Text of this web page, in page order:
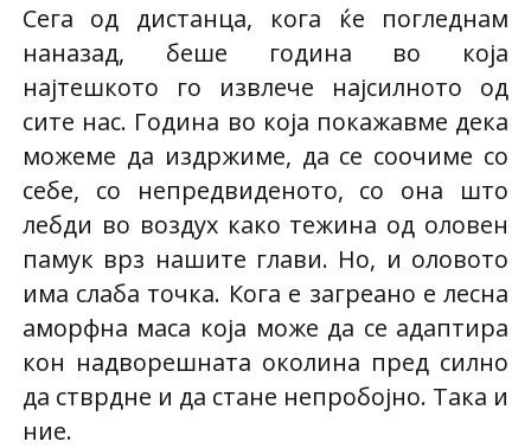
Сега од дистанца, кога ќе погледнам
наназад, беше година во која
најтешкото го извлече најсилното од
сите нас. Година во која покажавме дека
можеме да издржиме, да се соочиме со
себе, со непредвиденото, со она што
лебди во воздух како тежина од оловен
памук врз нашите глави. Но, и оловото
има слаба точка. Кога е загреано е лесна
аморфна маса која може да се адаптира
кон надворешната околина пред силно
да стврдне и да стане непробојно. Така и
ние.